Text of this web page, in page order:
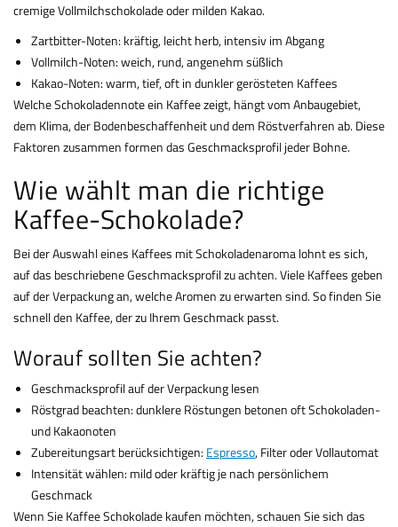
cremige Vollmilchschokolade oder milden Kakao.
Zartbitter-Noten: kräftig, leicht herb, intensiv im Abgang
Vollmilch-Noten: weich, rund, angenehm süßlich
Kakao-Noten: warm, tief, oft in dunkler gerösteten Kaffees
Welche Schokoladennote ein Kaffee zeigt, hängt vom Anbaugebiet,
dem Klima, der Bodenbeschaffenheit und dem Röstverfahren ab. Diese
Faktoren zusammen formen das Geschmacksprofil jeder Bohne.
Wie wählt man die richtige
Kaffee-Schokolade?
Bei der Auswahl eines Kaffees mit Schokoladenaroma lohnt es sich,
auf das beschriebene Geschmacksprofil zu achten. Viele Kaffees geben
auf der Verpackung an, welche Aromen zu erwarten sind. So finden Sie
schnell den Kaffee, der zu Ihrem Geschmack passt.
Worauf sollten Sie achten?
Geschmacksprofil auf der Verpackung lesen
Röstgrad beachten: dunklere Röstungen betonen oft Schokoladen-
und Kakaonoten
Zubereitungsart berücksichtigen: Espresso, Filter oder Vollautomat
Intensität wählen: mild oder kräftig je nach persönlichem
Geschmack
Wenn Sie Kaffee Schokolade kaufen möchten, schauen Sie sich das